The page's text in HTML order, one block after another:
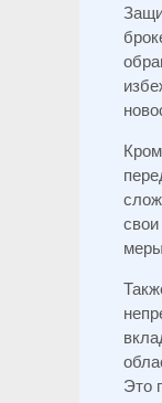
Это